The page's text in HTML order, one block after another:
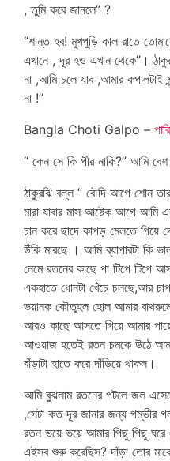
, তুমি কবে জানলে” ?
“শান্ত হব! মুখপুড়ি কাল রাতে
এখানে , দূর হও এখান থেকে”।
না ,আমি চলে যাব ,আমার
না !”
Bangla Choti Galpo –
“ কেন সে কি পীর নাকি?” আমি
ঠাকুরঝি বল্ল “ বৌদি আগে শোন
মারা যাবার মাস আষ্টেক আগে আমি
চান করে ছাদে কাপড় মেলতে গিয়ে
উঁকি মারছে । আমি ব্যাপারটা কি
নেমে রতনের কাছে পা টিপে টিপে
একহাতে ধোনটা খেঁচে চলছে,আর
ভয়ানক কৌতুহল হোল আমার
আরও কাছে আসতে গিয়ে আমার
আওয়াজ হতেই রতন চমকে উঠে
বাঁড়াটা হাতে করে দাঁড়িয়ে থাকল।
আমি বুঝলাম রতনের পটলে জল
,সেটা কত দূর জানার জন্য গম্ভীর
রতন ভয়ে ভয়ে আমার পিছু পিছু
এইসব শুরু করেছিস? দাঁড়া তোর